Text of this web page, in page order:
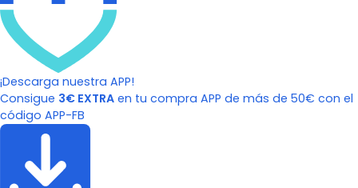
¡Descarga nuestra APP!
Consigue 3€ EXTRA en tu compra APP de más de 50€ con el
código APP-FB